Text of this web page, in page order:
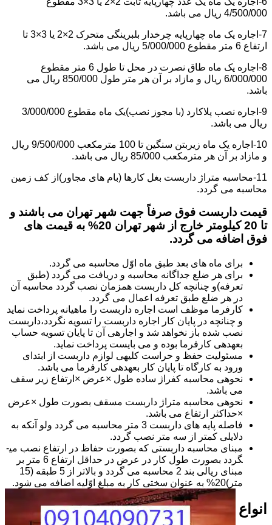
4/500/000 ریال می باشد.
7-اجاره یک ماه چهارپایه چرخدار بلبرینگی متحرک 2×2 یا 3×3 تا
ارتفاع 6 متر مقطوع 5/000/000 ریال می باشد.
8-اجاره یک ماه طاق نصرت در محل تا طول 6 متر مقطوع
6/000/000 ریال و مازاد بر آن هر متر طول 850/000 ریال می
باشد.
9-اجاره نصب پلاکارد (با مجوز نصب)یک ماه مقطوع 3/000/000
ریال می باشد.
10-اجاره یک ماه زیربتن سنگین تا 100 مترمکعب 9/500/000 ریال
و مازاد بر آن هر مترمکعب 85/000 ریال می باشد.
11-محاسبه متراژ داربست بغل کارها (بام های مجاور)از کف زمین
محاسبه می گردد.
قیمت داربست فوق صرفاً جهت شهر تهران می باشند و
تا 20 کیلومتر خارج از شهر تهران 20% به قیمت های
فوق اضافه می گردد.
برای ماه های بعد طبق ماه اوّل محاسبه می گردد.
برای هر ضلع جداگانه محاسبه و دریافت می گردد (طبق
تعرفه)و چنانچه کل داربست همزمان نصب گردد محاسبه آن
در هر ضلع طبق تعرفه اعمال می گردد.
کارفرما موظف است اجاره داربست را ماهیانه پرداخت نماید
و چنانچه در پایان کار اجاره داربست را تسویه نگردد،داربست
نصب شده باز نخواهد شد و اجاره­ی آن تا پایان تسویه حساب
بعهده­ی کارفرما بوده و می بایست پرداخت نماید.
مسئولیت حفظ و حراست کلیه­ی لوازم داربست از ابتدای
ورود به کارگاه تا پایان کار بعهده­ی کارفرما می باشد.
نحوه­ی محاسبه کفراژ ساده طول ×عرض ×ارتفاع زیر سقف
می باشد.
نحوه­ی محاسبه متراژ داربست مسقف بصورت طول ×عرض
×حداکثر ارتفاع می باشد.
فاصله پایه های داربست 3 متر محاسبه می گردد ولو آنکه به
دلایلی کمتر از سه متر نصب گردد.
مبنای محاسبه داربستی که بصورت حفاظ در ارتفاع نصب می­
گردد بصورت طول کار در عرض در حداقل ارتفاع 6 متر بر
مبنای ریالی بند 2 محاسبه می گردد و بالاتر از 5 طبقه (15
متر)20% به عنوان سختی کار به مبلغ اوّلیه اضافه می شود.
انواع